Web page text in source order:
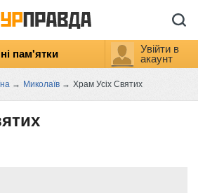
пам'ятки
Увійти в
акаунт
→ Миколаїв → Храм Усіх Святих